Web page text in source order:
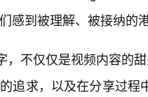
感到被理解、被接纳的
，不仅仅是视频内容的
追求，以及在分享过